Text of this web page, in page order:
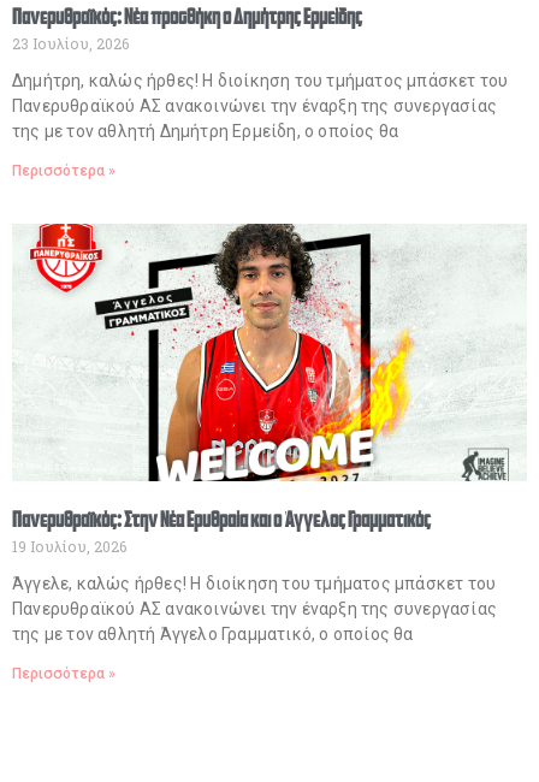
Πανερυθραϊκός: Νέα προσθήκη ο Δημήτρης Ερμείδης
23 Ιουλίου, 2026
Δημήτρη, καλώς ήρθες! Η διοίκηση του τμήματος μπάσκετ του
Πανερυθραϊκού ΑΣ ανακοινώνει την έναρξη της συνεργασίας
της με τον αθλητή Δημήτρη Ερμείδη, ο οποίος θα
Περισσότερα »
Πανερυθραϊκός: Στην Νέα Ερυθραία και ο Άγγελος Γραμματικός
19 Ιουλίου, 2026
Άγγελε, καλώς ήρθες! Η διοίκηση του τμήματος μπάσκετ του
Πανερυθραϊκού ΑΣ ανακοινώνει την έναρξη της συνεργασίας
της με τον αθλητή Άγγελο Γραμματικό, ο οποίος θα
Περισσότερα »